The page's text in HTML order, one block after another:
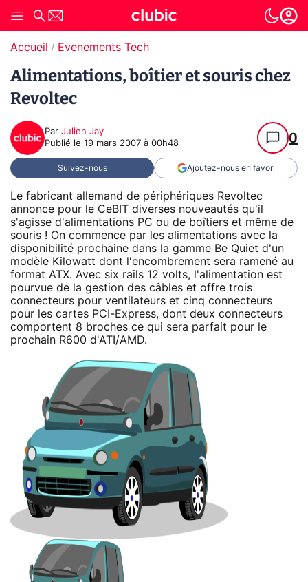
Accueil Evenements Tech
Alimentations, boîtier et souris chez
Revoltec
Par Julien Jay
Publié le 19 mars 2007 à 00h48 0
Suivez-nous Ajoutez-nous en favori
Le fabricant allemand de périphériques Revoltec
annonce pour le CeBIT diverses nouveautés qu'il
s'agisse d'alimentations PC ou de boîtiers et même de
souris ! On commence par les alimentations avec la
disponibilité prochaine dans la gamme Be Quiet d'un
modèle Kilowatt dont l'encombrement sera ramené au
format ATX. Avec six rails 12 volts, l'alimentation est
pourvue de la gestion des câbles et offre trois
connecteurs pour ventilateurs et cinq connecteurs
pour les cartes PCI-Express, dont deux connecteurs
comportent 8 broches ce qui sera parfait pour le
prochain R600 d'ATI/AMD.